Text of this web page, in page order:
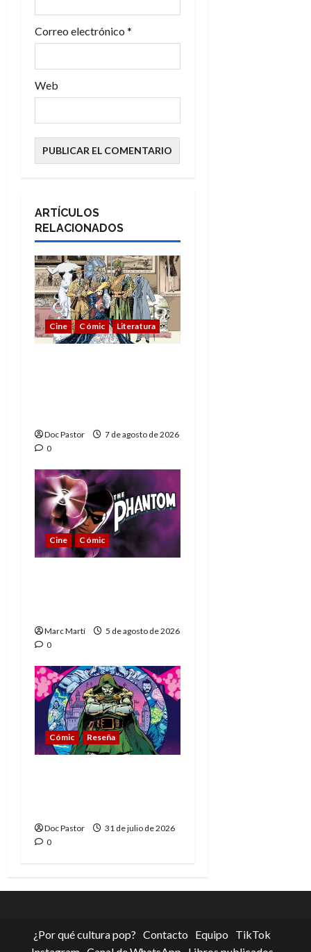
d
a
s
Correo electrónico *
Web
ARTÍCULOS
RELACIONADOS
Cine Cómic Literatura
Doc Pastor
7 de agosto de 2026
0
Cine Cómic
Marc Martí
5 de agosto de 2026
0
Cómic Reseña
Doc Pastor
31 de julio de 2026
0
¿Por qué cultura pop? Contacto Equipo
TikTok